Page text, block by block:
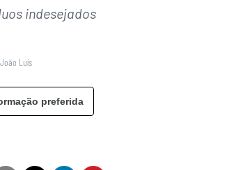
indesejados
João Luís
preferida